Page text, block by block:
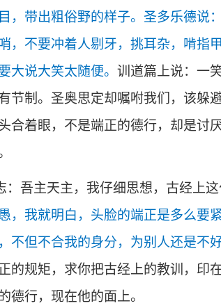
，带出粗俗野的样子。圣多乐德说
，不要冲着人剔牙，挑耳杂，啃指
大说大笑太随便。 训道篇上说：一
节制。圣奥思定却嘱咐我们，该躲
合着眼，不是端正的德行，却是讨
：吾主天主，我仔细思想，古经上这
，我就明白，头脸的端正是多么要
不但不合我的身分，为别人还是不好
的规矩，求你把古经上的教训，印
德行，现在他的面上。